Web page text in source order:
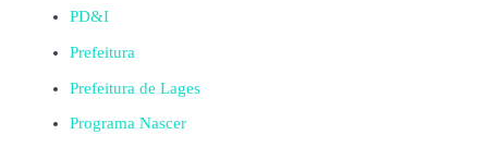
PD&I
Prefeitura
Prefeitura de Lages
Programa Nascer